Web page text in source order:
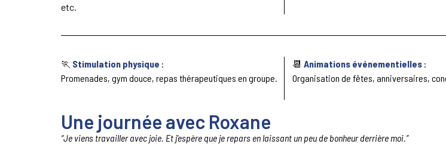
etc.
🏃 Stimulation physique :
Promenades, gym douce, repas thérapeutiques en groupe.
📆 Animations événementielles :
Organisation de fêtes, anniversaires,
Une journée avec Roxane
“Je viens travailler avec joie. Et j’espère que je repars en laissant un peu de bonheur derrière moi.”